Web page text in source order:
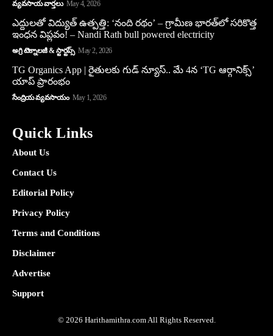
వ్యవసాయ వార్తలు May 4, 2026
ఎద్దులతో విద్యుత్ ఉత్పత్తి: ‘నంది రథం’ – గ్రామీణ భారత్‌లో సరికొత్త
ఇంధన విప్లవం! – Nandi Rath bull powered electricity
అగ్రి టెక్నాలజీ & స్టార్టప్స్ May 2, 2026
TG Organics App | రైతులకు గుడ్ న్యూస్.. మే 4న ‘TG ఆర్గానిక్స్’
యాప్ ప్రారంభం
సేంద్రియ వ్యవసాయం May 1, 2026
Quick Links
About Us
Contact Us
Editorial Policy
Privacy Policy
Terms and Conditions
Disclaimer
Advertise
Support
© 2026 Harithamithra.com All Rights Reserved.